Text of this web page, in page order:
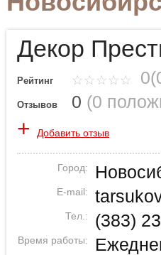
Декор
Рейтинг
Отзывов 0 (0
+ Добавить отзыв
Город:
E-mail:
Тел.: (383)
Время работы: